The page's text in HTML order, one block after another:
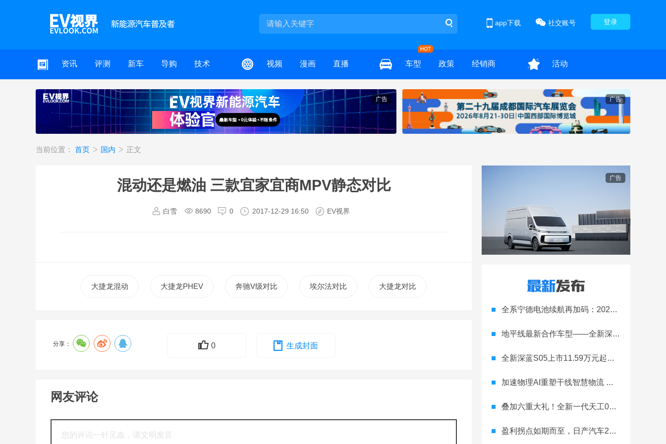
登录
社交账号
app下载
资讯 评测 新车 导购 技术 视频 漫画 直播 车型 政策 经销商 活动
广告 广告
当前位置： 首页 国内 正文
混动还是燃油 三款宜家宜商MPV静态对比
白雪 8690 0 2017-12-29 16:50 EV视界
大捷龙混动 大捷龙PHEV 奔驰V级对比 埃尔法对比 大捷龙对比
分享： 0 生成封面
网友评论
广告
全系宁德电池续航再加码：2027款埃安RT上市，9.98万元起
地平线最新合作车型——全新深蓝S05正式上市！
全新深蓝S05上市11.59万元起，全球时尚激光智能SUV全面进阶
加速物理AI重塑干线智慧物流 智加科技战略合作图达通
叠加六重大礼！全新一代天工08 670 Max上市限时价17.99万元
盈利拐点如期而至，日产汽车26财年一季度财报释放稳健增长信号